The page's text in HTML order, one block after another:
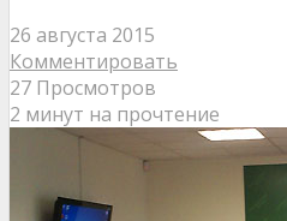
26 августа 2015
Комментировать
27 Просмотров
2 минут на прочтение